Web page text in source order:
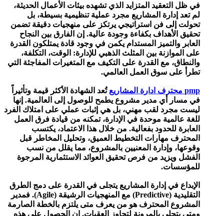
في ظل التعقيد المتزايد الذي تشهده بيئات الأعمال الحديثة،
لم تعد إدارة المشاريع مجرد عملية تنظيمية بسيطة، بل
تحولت إلى فن استراتيجي يرتكز على منهجيات دقيقة تضمن
تحقيق الأهداف بكفاءة وجودة عالية. إن الفارق بين النجاح
العابر والتميز المستدام يكمن في وجود قادة يمتلكون القدرة
على الموازنة بين المثلث الذهبي للإدارة: الوقت، التكلفة،
والنطاق، مع القدرة على التكيف مع المتغيرات المفاجئة التي
تطرأ على سوق العمل العالمي.
pmp محترف ادارة المشاريع
تُعد الشهادة الأكثر قيمة وتأثيراً
في مسار أي مدير مشروع يطمح للوصول إلى العالمية. إنها
ليست مجرد لقب مهني، بل هي إثبات عملي على امتلاك الفرد
للغة عالمية موحدة في الإدارة، تمكنه من قيادة فرق العمل
العابرة للحدود بفعالية. من خلال هذا الاعتماد، يكتسب
المحترف مهارات التخطيط العميق، وتحليل المخاطر قبل
وقوعها، وإدارة المعنيين بالمشروع، مما يقلل من نسب
الفشل ويزيد من فرص تحقيق العوائد الاستثمارية المرجوة
للمؤسسات.
الإبداع في إدارة المشاريع يتجلى في القدرة على دمج الطرق
التقليدية (Predictive) مع المنهجيات الرشيقة (Agile). فمدير
المشروع المحترف هو من يعرف متى يلتزم بالخطة الصارمة
ومتى يتحلى بالمرونة لتجاوز العقبات. إن الحصول على هذه